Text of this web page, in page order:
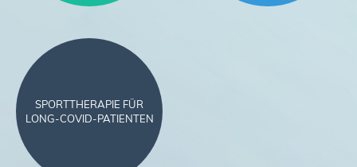
SPORTTHERAPIE FÜR
LONG-COVID-PATIENTEN